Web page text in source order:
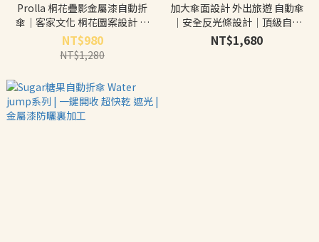
Prolla 桐花疊影金屬漆自動折
傘｜客家文化 桐花圖案設計 雨
傘防曬
NT$980
NT$1,280
加大傘面設計 外出旅遊 自動傘
｜安全反光條設計｜頂級自動
傘 摺疊傘
NT$1,680